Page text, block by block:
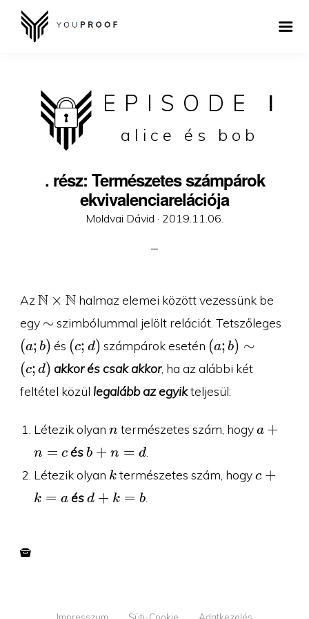
EPISODE I
alice és bob
. rész: Természetes számpárok
ekvivalenciarelációja
Moldvai Dávid · Posted
2019.11.06.
Az \N
\times
\N
N × N halmaz elemei között vezessünk be
egy \sim
∼szimbólummal jelölt relációt. Tetszőleges
(a; b) és (c;d)
(c; d) számpárok esetén (a;b)\sim
(c;d)
(a; b) ∼
(c; d) akkor és csak akkor, ha az alábbi két
feltétel közül legalább az egyikteljesül:
Létezik olyan n
n természetes szám, hogya+n=c
a +
n = c és b+n=d
b + n = d.
Létezik olyan k
k természetes szám, hogyc+k=a
c +
k = a ésd+k=b
d + k = b.
Impresszum Süti-Cookie Adatkezelés